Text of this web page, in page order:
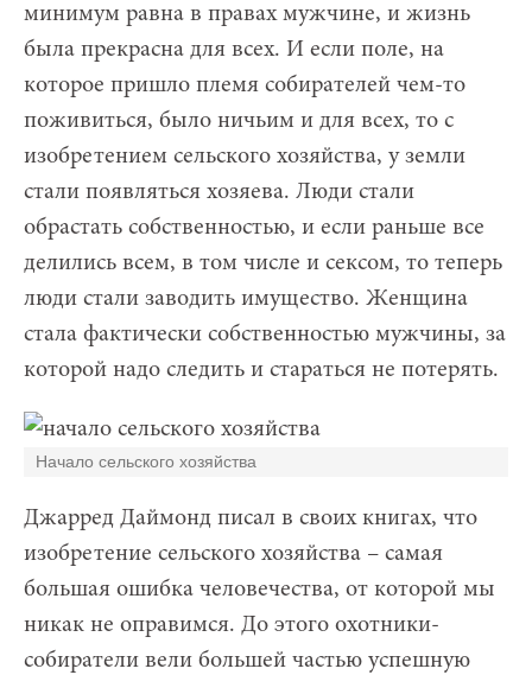
минимум равна в правах мужчине, и жизнь
была прекрасна для всех. И если поле, на
которое пришло племя собирателей чем-то
поживиться, было ничьим и для всех, то с
изобретением сельского хозяйства, у земли
стали появляться хозяева. Люди стали
обрастать собственностью, и если раньше все
делились всем, в том числе и сексом, то теперь
люди стали заводить имущество. Женщина
стала фактически собственностью мужчины, за
которой надо следить и стараться не потерять.
Начало сельского хозяйства
Джарред Даймонд писал в своих книгах, что
изобретение сельского хозяйства – самая
большая ошибка человечества, от которой мы
никак не оправимся. До этого охотники-
собиратели вели большей частью успешную